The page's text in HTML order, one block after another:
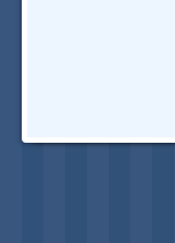
Navigation